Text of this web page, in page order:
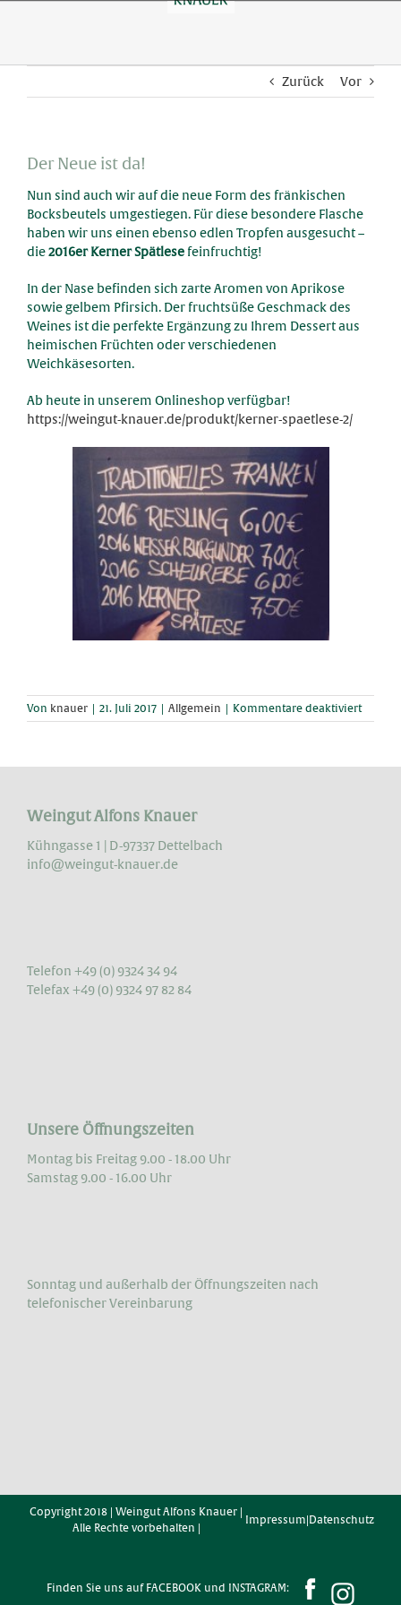
Zurück Vor
Der Neue ist da!
Nun sind auch wir auf die neue Form des fränkischen
Bocksbeutels umgestiegen. Für diese besondere Flasche
haben wir uns einen ebenso edlen Tropfen ausgesucht –
die2016er Kerner Spätlese feinfruchtig!
In der Nase befinden sich zarte Aromen von Aprikose
sowie gelbem Pfirsich. Der fruchtsüße Geschmack des
Weines ist die perfekte Ergänzung zu Ihrem Dessert aus
heimischen Früchten oder verschiedenen
Weichkäsesorten.
Ab heute in unserem Onlineshop verfügbar!
https://weingut-knauer.de/produkt/kerner-spaetlese-2/
Von knauer | 21. Juli 2017 | Allgemein | Kommentare deaktiviertfür
Der
Weingut Alfons Knauer
Kühngasse 1 | D-97337 Dettelbach
info@weingut-knauer.de
Telefon +49 (0) 9324 34 94
Telefax +49 (0) 9324 97 82 84
Unsere Öffnungszeiten
Montag bis Freitag 9.00 - 18.00 Uhr
Samstag 9.00 - 16.00 Uhr
Sonntag und außerhalb der Öffnungs­zeiten nach
telefonischer Vereinbarung
Copyright 2018 | Weingut Alfons Knauer |
Alle Rechte vorbehalten |
Impressum|Datenschutz
Finden Sie uns auf FACEBOOK und INSTAGRAM: